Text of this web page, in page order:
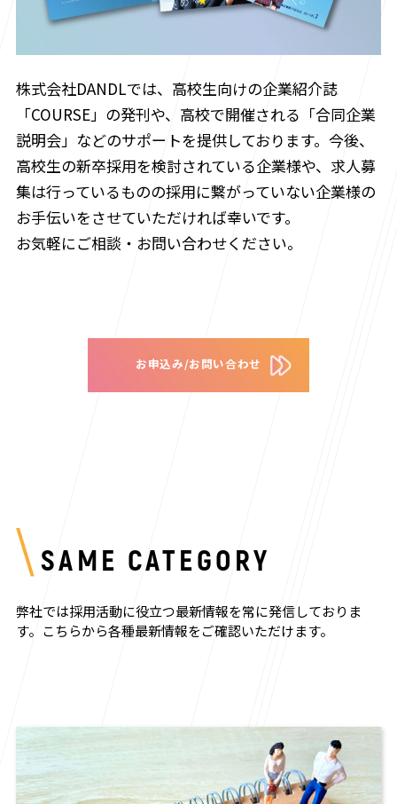
株式会社DANDLでは、高校生向けの企業紹介誌
「COURSE」の発刊や、高校で開催される「合同企業
説明会」などのサポートを提供しております。今後、
高校生の新卒採用を検討されている企業様や、求人募
集は行っているものの採用に繋がっていない企業様の
お手伝いをさせていただければ幸いです。
お気軽にご相談・お問い合わせください。
お申込み/お問い合わせ
SAME CATEGORY
弊社では採用活動に役立つ最新情報を常に発信しておりま
す。 こちらから各種最新情報をご確認いただけます。